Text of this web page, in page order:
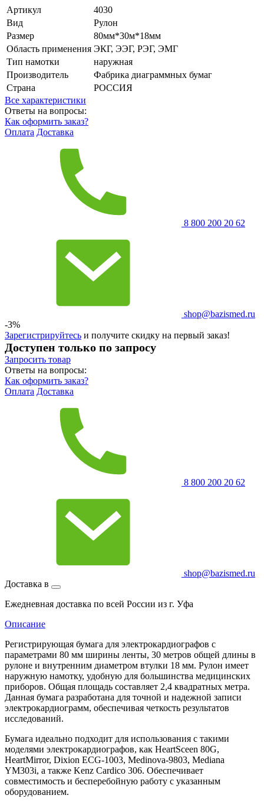
Артикул
4030
Вид
Рулон
Размер
80мм*30м*18мм
Область применения ЭКГ, ЭЭГ, РЭГ, ЭМГ
Тип намотки
наружная
Производитель
Фабрика диаграммных бумаг
Страна
РОССИЯ
Все характеристики
Ответы на вопросы:
Как оформить заказ?
Оплата Доставка
8 800 200 20 62
shop@bazismed.ru
-3%
Зарегистрируйтесь и получите скидку на первый заказ!
Доступен только по запросу
Запросить товар
Ответы на вопросы:
Как оформить заказ?
Оплата Доставка
8 800 200 20 62
shop@bazismed.ru
Доставка в
Ежедневная доставка по всей России из г. Уфа
Описание
Регистрирующая бумага для электрокардиографов с
параметрами 80 мм ширины ленты, 30 метров общей длины в
рулоне и внутренним диаметром втулки 18 мм. Рулон имеет
наружную намотку, удобную для большинства медицинских
приборов. Общая площадь составляет 2,4 квадратных метра.
Данная бумага разработана для точной и надежной записи
электрокардиограмм, обеспечивая четкость результатов
исследований.
Бумага идеально подходит для использования с такими
моделями электрокардиографов, как HeartSceen 80G,
HeartMirror, Dixion ECG-1003, Medinova-9803, Mediana
YM303i, а также Kenz Cardico 306. Обеспечивает
совместимость и бесперебойную работу с указанным
оборудованием.